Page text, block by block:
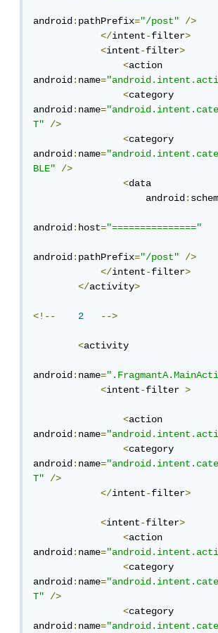
android:pathPrefix="/post"
/>
</intent-filter>
<intent-filter>
<action
android:name=
<category
android:name=
T"
/>
<category
android:name=
BLE"
/>
<data
                    android
:
android:host="==============="
android:pathPrefix="/post"
/>
</intent-filter>
</activity>
<!-- 2 -->
<activity
android:name=
<intent-filter >
<action
android:name=
<category
android:name=
T"
/>
</intent-filter>
<intent-filter>
<action
android:name=
<category
android:name=
T"
/>
<category
android:name=